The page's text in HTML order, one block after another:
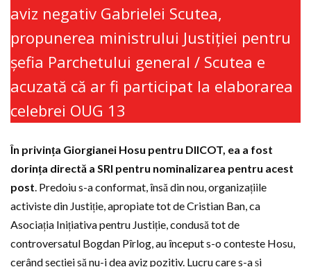
aviz negativ Gabrielei Scutea,
propunerea ministrului Justiției pentru
șefia Parchetului general / Scutea e
acuzată că ar fi participat la elaborarea
celebrei OUG 13
În privința Giorgianei Hosu pentru DIICOT, ea a fost
dorința directă a SRI pentru nominalizarea pentru acest
post. Predoiu s-a conformat, însă din nou, organizațiile
activiste din Justiție, apropiate tot de Cristian Ban, ca
Asociația Inițiativa pentru Justiție, condusă tot de
controversatul Bogdan Pîrlog, au început s-o conteste Hosu,
cerând secției să nu-i dea aviz pozitiv. Lucru care s-a și